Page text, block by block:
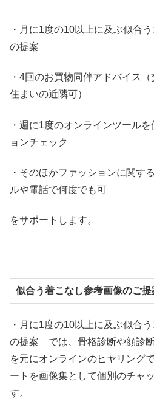
・月に1度の10以上に及ぶ似合
の提案
・4回のお買物同伴アドバイス
住まいの近隣可）
・週に1度のオンラインツール
ョンチェック
・そのほかファッションに関す
ルや電話で何度でも可
をサポートします。
似合う着こなし参考画像のご提
・月に1度の10以上に及ぶ似合
の提案 では、骨格診断や顔診
を元にオンラインのヒヤリング
ートを画像集として個別のチャ
す。